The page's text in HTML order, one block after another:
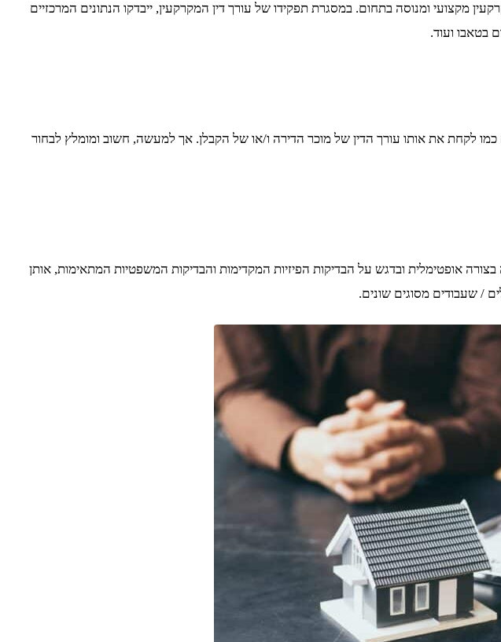
מקצועי ומנוסה בתחום. במסגרת תפקידו של עורך דין המקרקעין, ייבדקו הנתונים המרכזיים
בטאבו ועוד.
כמו לקחת את אותו עורך הדין של מוכר הדירה ו/או של הקבלן. אך למעשה, חשוב ומומלץ לבחור
אופטימלית ובדגש על הבדיקות הפיזיות המקדימות והבדיקות המשפטיות המתאימות, אותן
/ שעבודים מסוגים שונים.